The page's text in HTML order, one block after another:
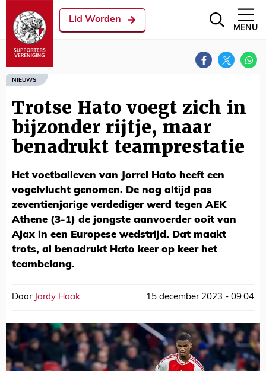
Lid Worden
MENU
NIEUWS
Trotse Hato voegt zich in
bijzonder rijtje, maar
benadrukt teamprestatie
Het voetballeven van Jorrel Hato heeft een
vogelvlucht genomen. De nog altijd pas
zeventienjarige verdediger werd tegen AEK
Athene (3-1) de jongste aanvoerder ooit van
Ajax in een Europese wedstrijd. Dat maakt
trots, al benadrukt Hato keer op keer het
teambelang.
Door Jordy Haak 15 december 2023 - 09:04